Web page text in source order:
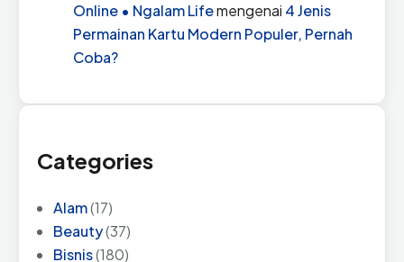
Online • Ngalam Lifemengenai 4 Jenis
Permainan Kartu Modern Populer, Pernah
Coba?
Categories
Alam(17)
Beauty(37)
Bisnis(180)